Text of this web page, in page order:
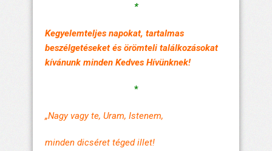
*
Kegyelemteljes napokat, tartalmas
beszélgetéseket és örömteli találkozásokat
kívánunk minden Kedves Hívünknek!
*
„Nagy vagy te, Uram, Istenem,
minden dicséret téged illet!